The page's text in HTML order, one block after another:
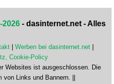
2026 - dasinternet.net - Alles
| Werben bei dasinternet.net |
Cookie-Policy
Websites ist ausgeschlossen. Die
von Links und Bannern. ||